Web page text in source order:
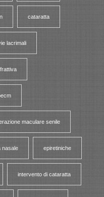
cataratta
lacrimali
maculare senile
nasale epiretiniche
intervento di cataratta